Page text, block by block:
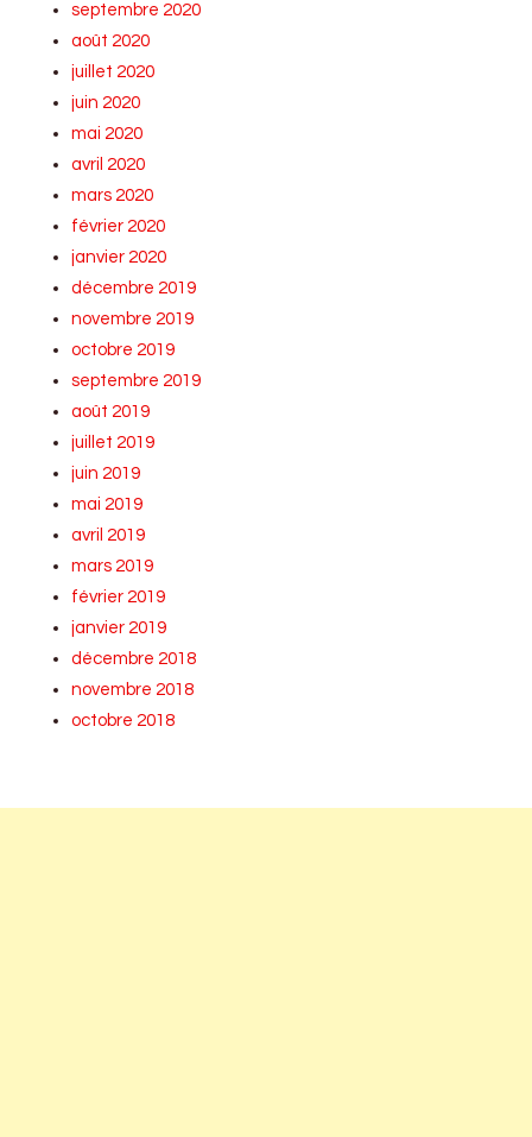
septembre 2020
août 2020
juillet 2020
juin 2020
mai 2020
avril 2020
mars 2020
février 2020
janvier 2020
décembre 2019
novembre 2019
octobre 2019
septembre 2019
août 2019
juillet 2019
juin 2019
mai 2019
avril 2019
mars 2019
février 2019
janvier 2019
décembre 2018
novembre 2018
octobre 2018